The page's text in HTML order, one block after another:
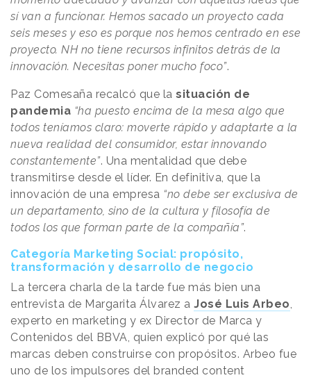
sí van a funcionar. Hemos sacado un proyecto cada
seis meses y eso es porque nos hemos centrado en ese
proyecto. NH no tiene recursos infinitos detrás de la
innovación. Necesitas poner mucho foco”.
Paz Comesaña recalcó que la situación de
pandemia “ha puesto encima de la mesa algo que
todos teníamos claro: moverte rápido y adaptarte a la
nueva realidad del consumidor, estar innovando
constantemente”. Una mentalidad que debe
transmitirse desde el líder. En definitiva, que la
innovación de una empresa “no debe ser exclusiva de
un departamento, sino de la cultura y filosofía de
todos los que forman parte de la compañía”.
Categoría Marketing Social: propósito,
transformación y desarrollo de negocio
La tercera charla de la tarde fue más bien una
entrevista de Margarita Álvarez a José Luis Arbeo,
experto en marketing y ex Director de Marca y
Contenidos del BBVA, quien explicó por qué las
marcas deben construirse con propósitos. Arbeo fue
uno de los impulsores del branded content